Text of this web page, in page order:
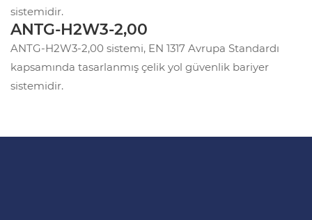
sistemidir.
ANTG-H2W3-2,00
ANTG-H2W3-2,00 sistemi, EN 1317 Avrupa Standardı
kapsamında tasarlanmış çelik yol güvenlik bariyer
sistemidir.